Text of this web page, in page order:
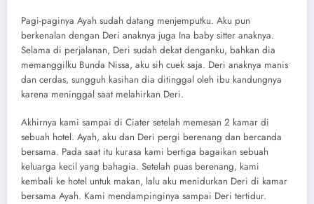
Pagi-paginya Ayah sudah datang menjemputku. Aku pun
berkenalan dengan Deri anaknya juga Ina baby sitter anaknya.
Selama di perjalanan, Deri sudah dekat denganku, bahkan dia
memanggilku Bunda Nissa, aku sih cuek saja. Deri anaknya manis
dan cerdas, sungguh kasihan dia ditinggal oleh ibu kandungnya
karena meninggal saat melahirkan Deri.
Akhirnya kami sampai di Ciater setelah memesan 2 kamar di
sebuah hotel. Ayah, aku dan Deri pergi berenang dan bercanda
bersama. Pada saat itu kurasa kami bertiga bagaikan sebuah
keluarga kecil yang bahagia. Setelah puas berenang, kami
kembali ke hotel untuk makan, lalu aku menidurkan Deri di kamar
bersama Ayah. Kami mendampinginya sampai Deri tertidur.